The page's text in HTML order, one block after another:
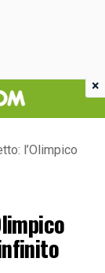
l’Olimpico
×